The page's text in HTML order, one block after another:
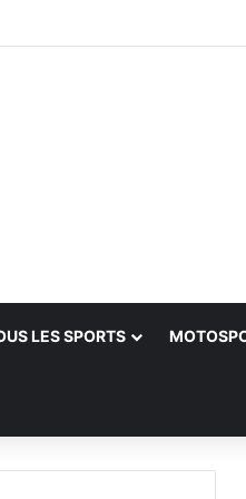
et Ghezali en finale
LES SPORTS